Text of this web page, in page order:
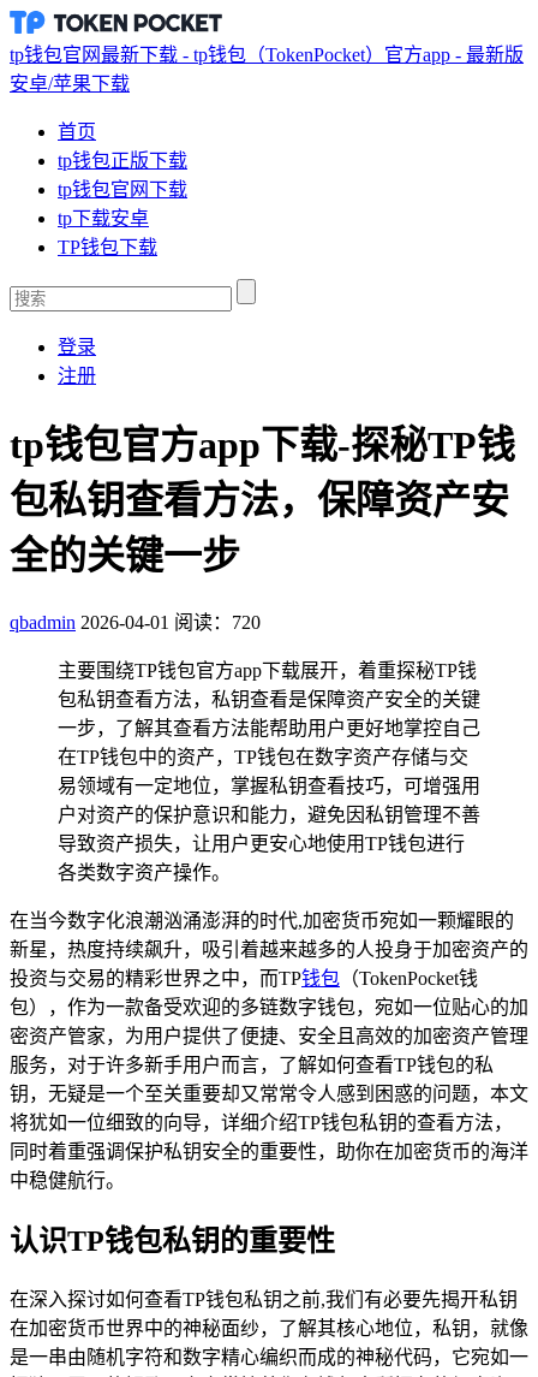
tp钱包官网最新下载 - tp钱包（TokenPocket）官方app - 最新版
安卓/苹果下载
首页
tp钱包正版下载
tp钱包官网下载
tp下载安卓
TP钱包下载
登录
注册
tp钱包官方app下载-探秘TP钱
包私钥查看方法，保障资产安
全的关键一步
qbadmin 2026-04-01 阅读：720
主要围绕TP钱包官方app下载展开，着重探秘TP钱
包私钥查看方法，私钥查看是保障资产安全的关键
一步，了解其查看方法能帮助用户更好地掌控自己
在TP钱包中的资产，TP钱包在数字资产存储与交
易领域有一定地位，掌握私钥查看技巧，可增强用
户对资产的保护意识和能力，避免因私钥管理不善
导致资产损失，让用户更安心地使用TP钱包进行
各类数字资产操作。
在当今数字化浪潮汹涌澎湃的时代,加密货币宛如一颗耀眼的
新星，热度持续飙升，吸引着越来越多的人投身于加密资产的
投资与交易的精彩世界之中，而TP钱包 （TokenPocket钱
包），作为一款备受欢迎的多链数字钱包，宛如一位贴心的加
密资产管家，为用户提供了便捷、安全且高效的加密资产管理
服务，对于许多新手用户而言，了解如何查看TP钱包的私
钥，无疑是一个至关重要却又常常令人感到困惑的问题，本文
将犹如一位细致的向导，详细介绍TP钱包私钥的查看方法，
同时着重强调保护私钥安全的重要性，助你在加密货币的海洋
中稳健航行。
认识TP钱包私钥的重要性
在深入探讨如何查看TP钱包私钥之前,我们有必要先揭开私钥
在加密货币世界中的神秘面纱，了解其核心地位，私钥，就像
是一串由随机字符和数字精心编织而成的神秘代码，它宛如一